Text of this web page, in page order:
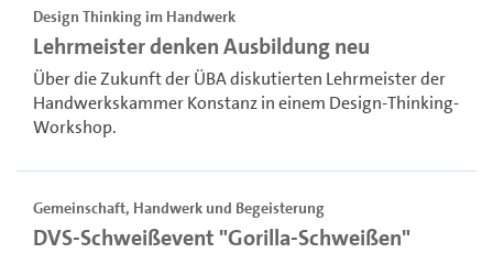
Design Thinking im Handwerk
Lehrmeister denken Ausbildung neu
Über die Zukunft der ÜBA diskutierten Lehrmeister der
Handwerkskammer Konstanz in einem Design-Thinking-
Workshop.
Gemeinschaft, Handwerk und Begeisterung
DVS-Schweißevent "Gorilla-Schweißen"